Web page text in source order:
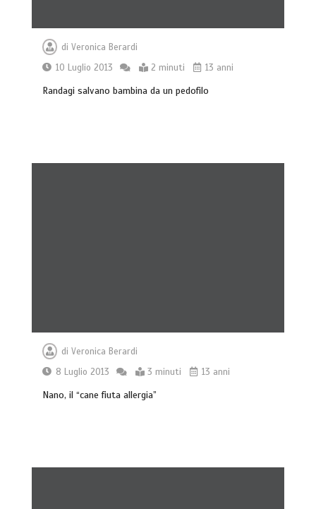
diVeronica Berardi
10 Luglio 2013
2 minuti 13 anni
Randagi salvano bambina da un pedofilo
diVeronica Berardi
8 Luglio 2013
3 minuti 13 anni
Nano, il “cane fiuta allergia”